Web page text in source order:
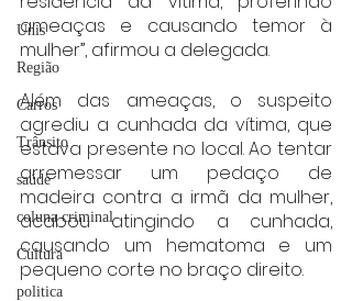
Unis
Região
Carros
Trânsito
saúde
coluna criminal
Cultura
politica
ameaças e causando temor à
mulher”, afirmou a delegada.
Além das ameaças, o suspeito
agrediu a cunhada da vítima, que
estava presente no local. Ao tentar
arremessar um pedaço de
madeira contra a irmã da mulher,
acabou atingindo a cunhada,
causando um hematoma e um
pequeno corte no braço direito.